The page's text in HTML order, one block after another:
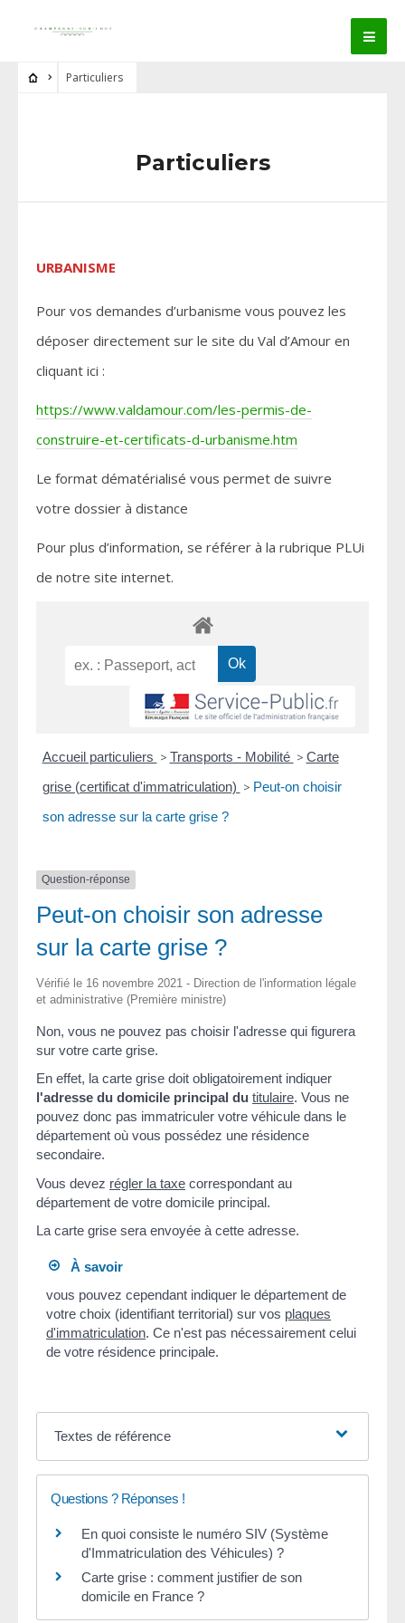
Particuliers
Particuliers
URBANISME
Pour vos demandes d’urbanisme vous pouvez les
déposer directement sur le site du Val d’Amour en
cliquant ici :
https://www.valdamour.com/les-permis-de-
construire-et-certificats-d-urbanisme.htm
Le format dématérialisé vous permet de suivre
votre dossier à distance
Pour plus d’information, se référer à la rubrique PLUi
de notre site internet.
Accueil particuliers > Transports - Mobilité > Carte
grise (certificat d'immatriculation) > Peut-on choisir
son adresse sur la carte grise ?
Question-réponse
Peut-on choisir son adresse
sur la carte grise ?
Vérifié le 16 novembre 2021 - Direction de l'information légale
et administrative (Première ministre)
Non, vous ne pouvez pas choisir l'adresse qui figurera
sur votre carte grise.
En effet, la carte grise doit obligatoirement indiquer
l'adresse du domicile principal du titulaire. Vous ne
pouvez donc pas immatriculer votre véhicule dans le
département où vous possédez une résidence
secondaire.
Vous devez régler la taxe correspondant au
département de votre domicile principal.
La carte grise sera envoyée à cette adresse.
À savoir
vous pouvez cependant indiquer le département de
votre choix (identifiant territorial) sur vos plaques
d'immatriculation. Ce n'est pas nécessairement celui
de votre résidence principale.
Textes de référence
Questions ? Réponses !
En quoi consiste le numéro SIV (Système
d'Immatriculation des Véhicules) ?
Carte grise : comment justifier de son
domicile en France ?